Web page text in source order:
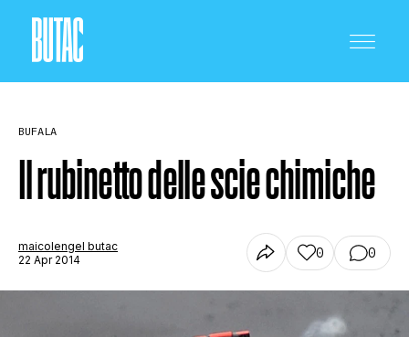
BUFALA
Il rubinetto delle scie chimiche
maicolengel butac
22 Apr 2014
0 0